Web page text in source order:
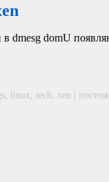
в dmesg domU
linux tech xen |